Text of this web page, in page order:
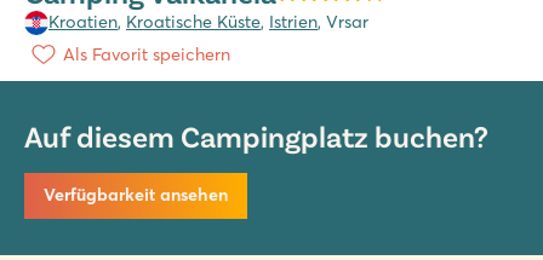
Kroatien, Kroatische Küste, Istrien, Vrsar
Als Favorit speichern
Auf diesem Campingplatz buchen?
Verfügbarkeit ansehen